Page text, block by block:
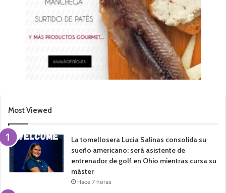
Most Viewed
La tomellosera Lucía Salinas consolida su
sueño americano: será asistente de
entrenador de golf en Ohio mientras cursa su
máster
Hace 7 horas